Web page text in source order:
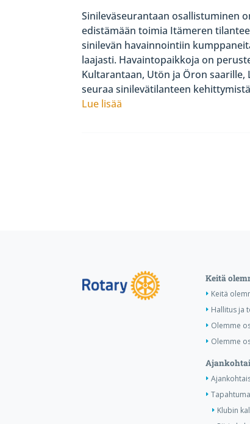
Sinileväseurantaan osallistuminen
edistämään toimia Itämeren
sinilevän havainnointiin
laajasti. Havaintopaikkoja on
Kultarantaan, Utön ja Öron
seuraa sinilevätilanteen
Lue lisää
Keitä
Keitä
Hallitus ja
Olemme
Olemme
Klubin